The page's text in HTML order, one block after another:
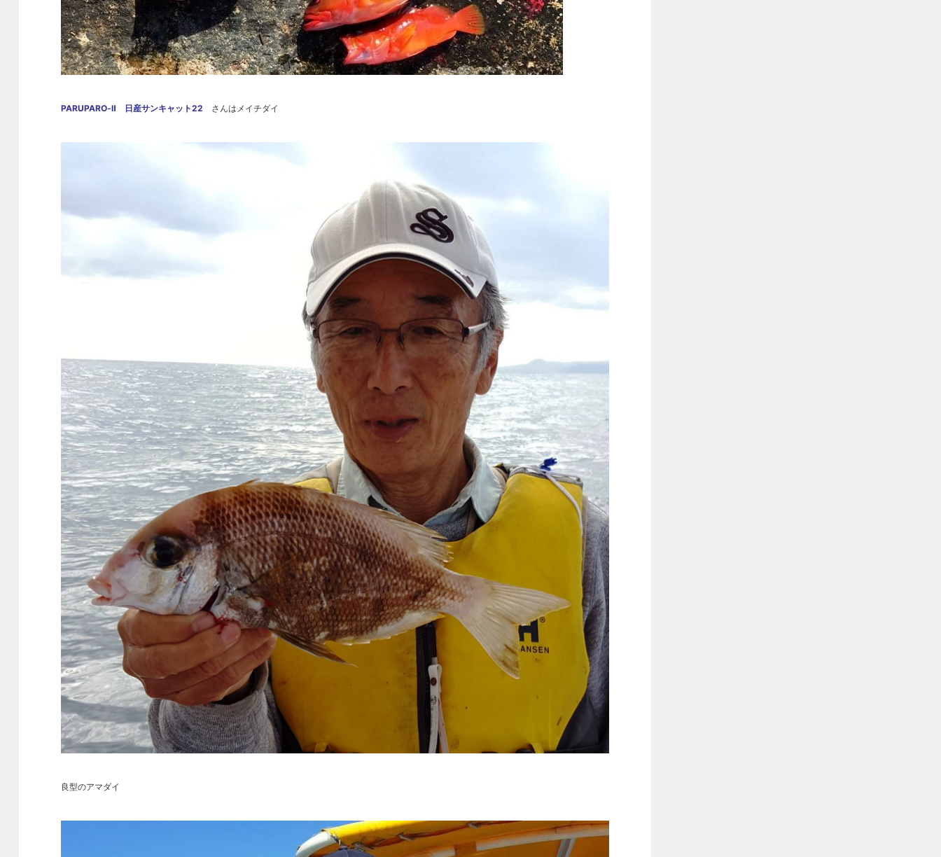
PARUPARO-Ⅱ 日産サンキャット22 さんはメイチダイ
良型のアマダイ